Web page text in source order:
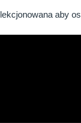
aby